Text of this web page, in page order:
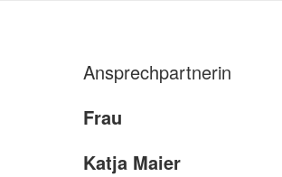
Ansprechpartnerin
Frau
Katja Maier